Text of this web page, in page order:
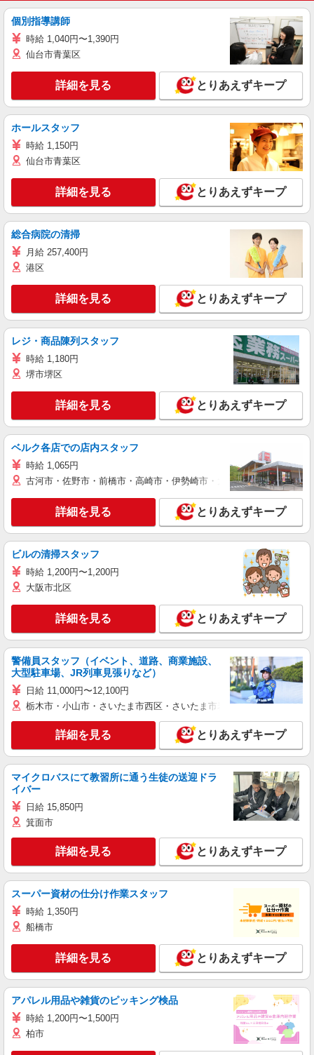
個別指導講師
時給 1,040円〜1,390円
仙台市青葉区
詳細を見る とりあえずキープ
ホールスタッフ
時給 1,150円
仙台市青葉区
詳細を見る とりあえずキープ
総合病院の清掃
月給 257,400円
港区
詳細を見る とりあえずキープ
レジ・商品陳列スタッフ
時給 1,180円
堺市堺区
詳細を見る とりあえずキープ
ベルク各店での店内スタッフ
時給 1,065円
古河市・佐野市・前橋市・高崎市・伊勢崎市・太田市・館林市・藤
詳細を見る とりあえずキープ
ビルの清掃スタッフ
時給 1,200円〜1,200円
大阪市北区
詳細を見る とりあえずキープ
警備員スタッフ（イベント、道路、商業施設、
大型駐車場、JR列車見張りなど）
日給 11,000円〜12,100円
栃木市・小山市・さいたま市西区・さいたま市岩槻区・久喜市・蓮田
詳細を見る とりあえずキープ
マイクロバスにて教習所に通う生徒の送迎ドラ
イバー
日給 15,850円
箕面市
詳細を見る とりあえずキープ
スーパー資材の仕分け作業スタッフ
時給 1,350円
船橋市
詳細を見る とりあえずキープ
アパレル用品や雑貨のピッキング検品
時給 1,200円〜1,500円
柏市